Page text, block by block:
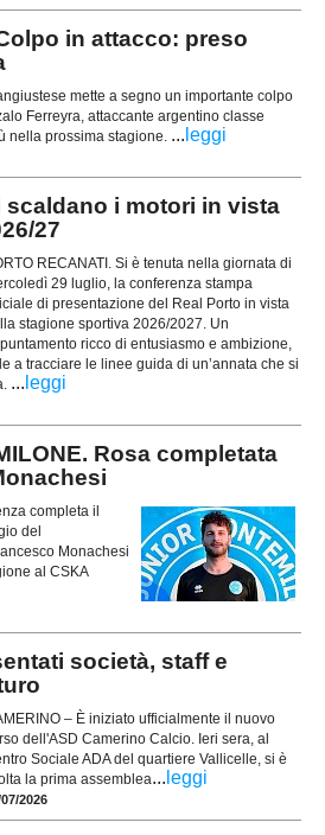
in attacco: preso
mette a segno un importante colpo
Ferreyra, attaccante argentino classe
nella prossima stagione. ... leggi
scaldano i motori in vista
27
RECANATI. Si è tenuta nella giornata di
29 luglio, la conferenza stampa
di presentazione del Real Porto in vista
stagione sportiva 2026/2027. Un
ricco di entusiasmo e ambizione,
a tracciare le linee guida di un’annata che si
... leggi
Rosa completata
completa il
del
Monachesi
al CSKA
società, staff e
– È iniziato ufficialmente il nuovo
dell'ASD Camerino Calcio. Ieri sera, al
Sociale ADA del quartiere Vallicelle, si è
la prima assemblea... leggi
2026